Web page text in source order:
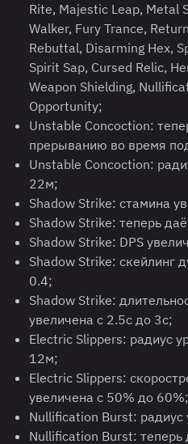
Rite, Majestic Leap, Metal
Walker, Fury Trance,
Rebuttal, Disarming Hex,
Spirit Sap, Cursed Relic,
Weapon Shielding,
Opportunity;
Unstable Concoction:
прерыванию во время
Unstable Concoction:
22м;
Shadow Strike: стамина
Shadow Strike: теперь
Shadow Strike: DPS
Shadow Strike: скейлинг
0.4;
Shadow Strike:
увеличена с 2.5с до 3с;
Electric Slippers: радиус
12м;
Electric Slippers:
увеличена с 50% до 60%;
Nullification Burst:
Nullification Burst: теперь